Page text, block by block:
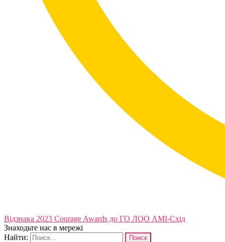
Відзнака 2023 Courage Awards до ГО ЛОО АМІ-Схід
Знаходьте нас в мережі
Найти: